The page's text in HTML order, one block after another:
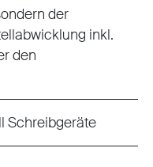
der
inkl.
den
Schreibgeräte